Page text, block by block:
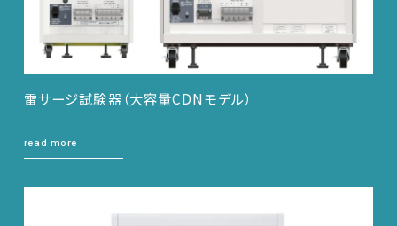
雷サージ試験器（大容量CDNモデル）
read more